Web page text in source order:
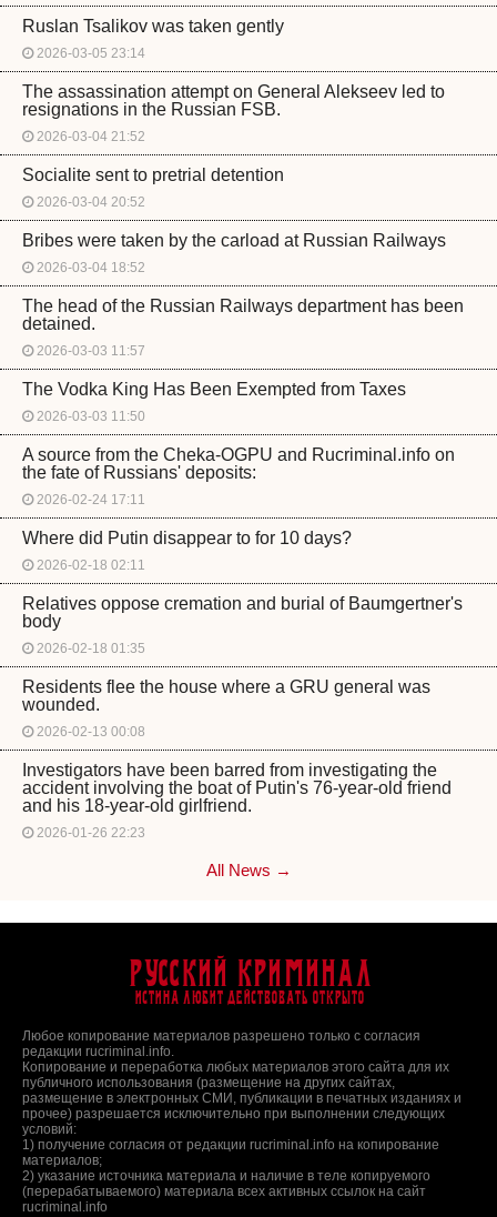
Ruslan Tsalikov was taken gently
2026-03-05 23:14
The assassination attempt on General Alekseev led to
resignations in the Russian FSB.
2026-03-04 21:52
Socialite sent to pretrial detention
2026-03-04 20:52
Bribes were taken by the carload at Russian Railways
2026-03-04 18:52
The head of the Russian Railways department has been
detained.
2026-03-03 11:57
The Vodka King Has Been Exempted from Taxes
2026-03-03 11:50
A source from the Cheka-OGPU and Rucriminal.info on
the fate of Russians' deposits:
2026-02-24 17:11
Where did Putin disappear to for 10 days?
2026-02-18 02:11
Relatives oppose cremation and burial of Baumgertner's
body
2026-02-18 01:35
Residents flee the house where a GRU general was
wounded.
2026-02-13 00:08
Investigators have been barred from investigating the
accident involving the boat of Putin's 76-year-old friend
and his 18-year-old girlfriend.
2026-01-26 22:23
All News →
Русский Криминал
Истина любит действовать открыто
Любое копирование материалов разрешено только с согласия
редакции rucriminal.info.
Копирование и переработка любых материалов этого сайта для их
публичного использования (размещение на других сайтах,
размещение в электронных СМИ, публикации в печатных изданиях и
прочее) разрешается исключительно при выполнении следующих
условий:
1) получение согласия от редакции rucriminal.info на копирование
материалов;
2) указание источника материала и наличие в теле копируемого
(перерабатываемого) материала всех активных ссылок на сайт
rucriminal.info